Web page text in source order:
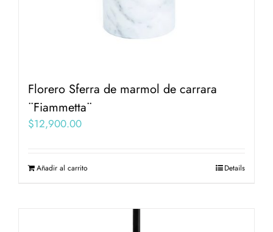
Florero Sferra de marmol de carrara
¨Fiammetta¨
$12,900.00
Añadir al carrito Details